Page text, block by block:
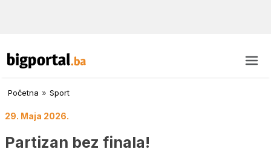
Početna » Sport
29. Maja 2026.
Partizan bez finala!